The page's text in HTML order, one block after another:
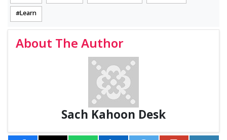
Learn
About The Author
Sach Kahoon Desk